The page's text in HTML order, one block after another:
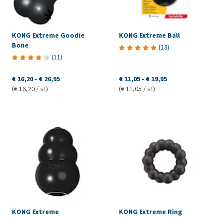
KONG Extreme Goodie
Bone
(11)
€ 16,20 - € 26,95
(€ 16,20 / st)
KONG Extreme Ball
(13)
€ 11,05 - € 19,95
(€ 11,05 / st)
KONG Extreme
KONG Extreme Ring